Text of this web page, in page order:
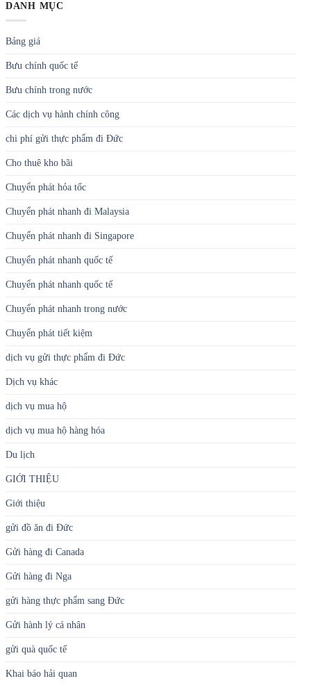
DANH MỤC
Bảng giá
Bưu chính quốc tế
Bưu chính trong nước
Các dịch vụ hành chính công
chi phí gửi thực phẩm đi Đức
Cho thuê kho bãi
Chuyển phát hỏa tốc
Chuyển phát nhanh đi Malaysia
Chuyển phát nhanh đi Singapore
Chuyển phát nhanh quốc tế
Chuyển phát nhanh quốc tế
Chuyển phát nhanh trong nước
Chuyển phát tiết kiệm
dịch vụ gửi thực phẩm đi Đức
Dịch vụ khác
dịch vụ mua hộ
dịch vụ mua hộ hàng hóa
Du lịch
GIỚI THIỆU
Giới thiệu
gửi đồ ăn đi Đức
Gửi hàng đi Canada
Gửi hàng đi Nga
gửi hàng thực phẩm sang Đức
Gửi hành lý cá nhân
gửi quà quốc tế
Khai báo hải quan